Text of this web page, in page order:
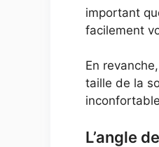
important
facilement
En
taille de la
L’angle